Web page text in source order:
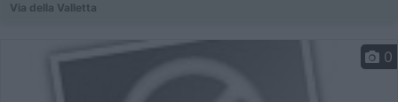
Via della Valletta
0